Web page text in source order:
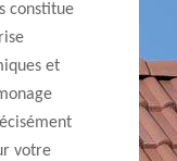
constitue
et
votre